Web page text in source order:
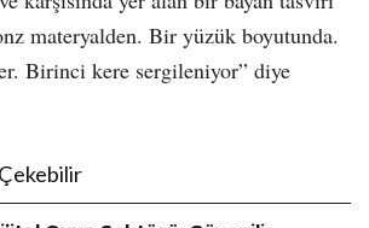
materyalden. Bir yüzük boyutunda.
Birinci kere sergileniyor” diye